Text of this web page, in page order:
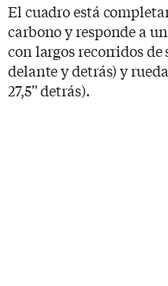
El cuadro está
carbono y responde a
con largos recorridos
delante y detrás) y
27,5'' detrás).